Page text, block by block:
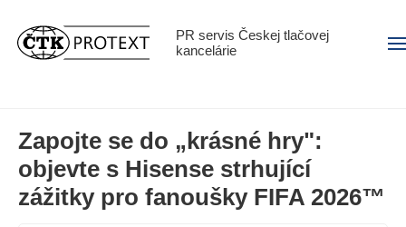
PR servis Českej tlačovej
kancelárie
Zapojte se do „krásné hry":
objevte s Hisense strhující
zážitky pro fanoušky FIFA 2026™